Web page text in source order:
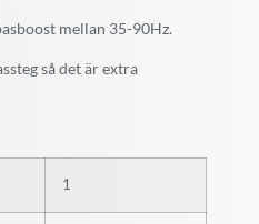
mellan 35-90Hz.
så det är extra
1